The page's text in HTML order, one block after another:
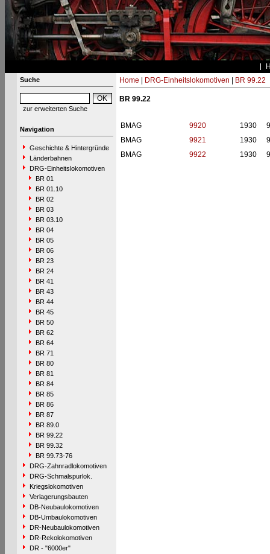
Suche
zur erweiterten Suche
Navigation
Geschichte & Hintergründe
Länderbahnen
DRG-Einheitslokomotiven
BR 01
BR 01.10
BR 02
BR 03
BR 03.10
BR 04
BR 05
BR 06
BR 23
BR 24
BR 41
BR 43
BR 44
BR 45
BR 50
BR 62
BR 64
BR 71
BR 80
BR 81
BR 84
BR 85
BR 86
BR 87
BR 89.0
BR 99.22
BR 99.32
BR 99.73-76
DRG-Zahnradlokomotiven
DRG-Schmalspurlok.
Kriegslokomotiven
Verlagerungsbauten
DB-Neubaulokomotiven
DB-Umbaulokomotiven
DR-Neubaulokomotiven
DR-Rekolokomotiven
DR - "6000er"
Home DRG-Einheitslokomotiven BR 99.22
BR 99.22
BMAG 9920 1930
BMAG
9921 1930
BMAG
9922 1930